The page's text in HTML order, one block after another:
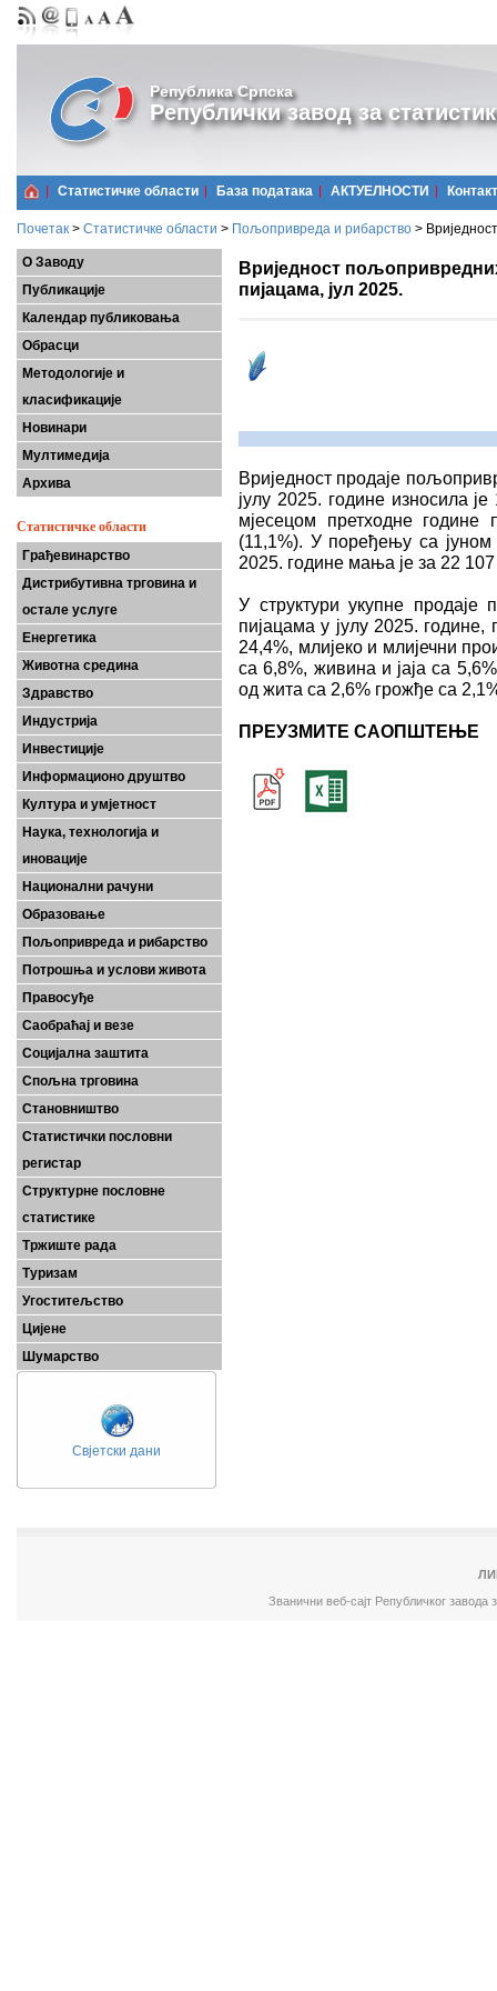
Република Српска
Републички завод за
Статистичке области Базa података АКТУЕЛНОСТИ Контакт
Почетак > Статистичке области > Пољопривреда и рибарство >
О Заводу
Публикације
Календар публиковања
Обрасци
Методологије и
класификације
Новинари
Мултимедија
Архива
Статистичке области
Грађевинарство
Дистрибутивна трговина и
остале услуге
Енергетика
Животна средина
Здравство
Индустрија
Инвестиције
Информационо друштво
Култура и умјетност
Наука, технологија и
иновације
Национални рачуни
Образовање
Пољопривреда и рибарство
Потрошња и услови живота
Правосуђе
Саобраћај и везе
Социјална заштита
Спољна трговина
Становништво
Статистички пословни
регистар
Структурне пословне
статистике
Тржиште рада
Туризам
Угоститељство
Цијене
Шумарство
Свјетски дани
Вриједност
пијацама, јул 2025.
Вриједност продаjе
јулу 2025. године износила
мјесецом претходне
(11,1%). У поређењу са јуном
2025. године мања је за 22
У структури укупне
пијацама у јулу 2025.
24,4%, млијеко и млијечни
са 6,8%, живина и јаја са
од жита са 2,6% грожђе са
ПРЕУЗМИТЕ САОПШТЕЊЕ
Званични веб-сајт Републичког